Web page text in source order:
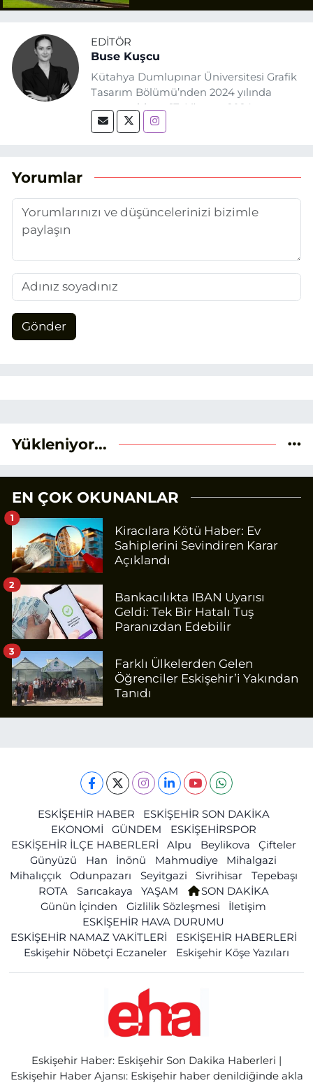
EDITÖR
Buse Kuşcu
Kütahya Dumlupınar Üniversitesi Grafik
Tasarım Bölümü’nden 2024 yılında
mezun oldum. 17 Ağustos 2024
tarihinde, Grafik Tasarım alanında staj
adım attım.
Yorumlar
Gönder
Yükleniyor...
EN ÇOK OKUNANLAR
Kiracılara Kötü Haber: Ev
Sahiplerini Sevindiren Karar
Açıklandı
1
Bankacılıkta IBAN Uyarısı
Geldi: Tek Bir Hatalı Tuş
Paranızdan Edebilir
2
Farklı Ülkelerden Gelen
Öğrenciler Eskişehir’i Yakından
Tanıdı
3
ESKİŞEHİR HABER
ESKİŞEHİR SON DAKİKA
EKONOMİ
GÜNDEM
ESKİŞEHİRSPOR
ESKİŞEHİR İLÇE HABERLERİ
Alpu Beylikova
Çifteler
Günyüzü
Han İnönü Mahmudiye
Mihalgazi
Mihalıççık
Odunpazarı Seyitgazi Sivrihisar
Tepebaşı
ROTA
Sarıcakaya YAŞAM
SON DAKİKA
Günün İçinden
Gizlilik Sözleşmesi
İletişim
ESKİŞEHİR HAVA DURUMU
ESKİŞEHİR NAMAZ VAKİTLERİ
ESKİŞEHİR HABERLERİ
Eskişehir Nöbetçi Eczaneler
Eskişehir Köşe Yazıları
Eskişehir Haber: Eskişehir Son Dakika Haberleri |
Eskişehir Haber Ajansı: Eskişehir haber denildiğinde akla